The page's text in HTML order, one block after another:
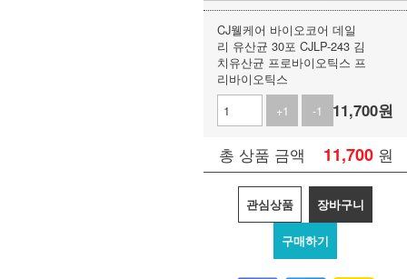
CJ웰케어 바이오코어 데일
리 유산균 30포 CJLP-243 김
치유산균 프로바이오틱스 프
리바이오틱스
+1
-1 11,700원
총 상품 금액 11,700 원
관심상품 장바구니
구매하기